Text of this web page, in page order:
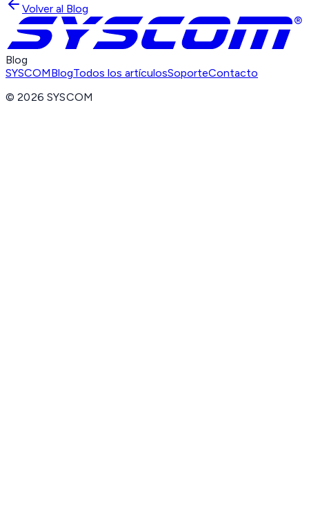
Volver al Blog
Blog
SYSCOMBlogTodos los artículosSoporteContacto
©2026 SYSCOM